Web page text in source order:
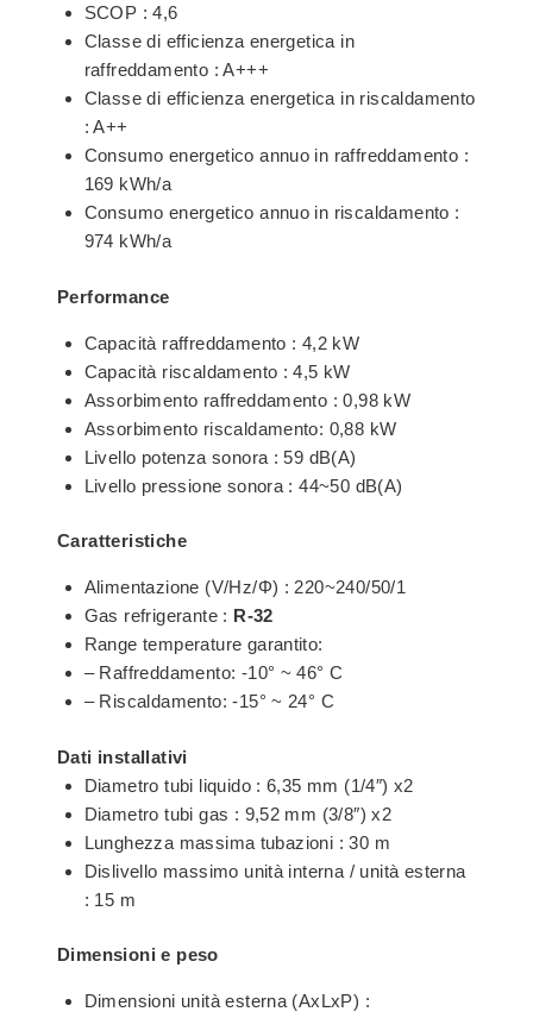
SCOP : 4,6
Classe di efficienza energetica in
raffreddamento : A+++
Classe di efficienza energetica in riscaldamento
: A++
Consumo energetico annuo in raffreddamento :
169 kWh/a
Consumo energetico annuo in riscaldamento :
974 kWh/a
Performance
Capacità raffreddamento : 4,2 kW
Capacità riscaldamento : 4,5 kW
Assorbimento raffreddamento : 0,98 kW
Assorbimento riscaldamento: 0,88 kW
Livello potenza sonora : 59 dB(A)
Livello pressione sonora : 44~50 dB(A)
Caratteristiche
Alimentazione (V/Hz/Φ) : 220~240/50/1
Gas refrigerante : R-32
Range temperature garantito:
– Raffreddamento: -10° ~ 46° C
– Riscaldamento: -15° ~ 24° C
Dati installativi
Diametro tubi liquido : 6,35 mm (1/4″) x2
Diametro tubi gas : 9,52 mm (3/8″) x2
Lunghezza massima tubazioni : 30 m
Dislivello massimo unità interna / unità esterna
: 15 m
Dimensioni e peso
Dimensioni unità esterna (AxLxP) :